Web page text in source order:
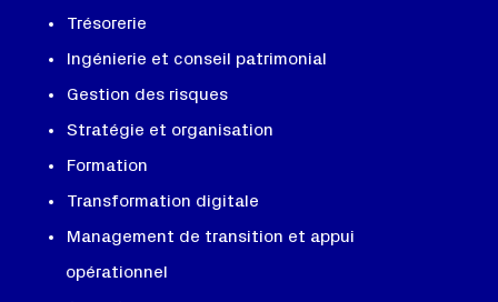
Trésorerie
Ingénierie et conseil patrimonial
Gestion des risques
Stratégie et organisation
Formation
Transformation digitale
Management de transition et appui
opérationnel